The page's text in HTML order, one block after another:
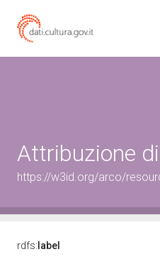
Attribuzione
https://w3id.org/arco/
rdfs: label